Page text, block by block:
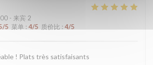
- 来宾 2
/5 菜单 : 4/5 质价比 : 4/5
! Plats très satisfaisants